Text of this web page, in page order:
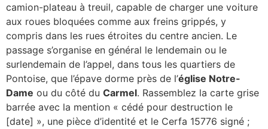
camion-plateau à treuil, capable de charger une voiture
aux roues bloquées comme aux freins grippés, y
compris dans les rues étroites du centre ancien. Le
passage s’organise en général le lendemain ou le
surlendemain de l’appel, dans tous les quartiers de
Pontoise, que l’épave dorme près de l’église Notre-
Dame ou du côté du Carmel. Rassemblez la carte grise
barrée avec la mention « cédé pour destruction le
[date] », une pièce d’identité et le Cerfa 15776 signé ;